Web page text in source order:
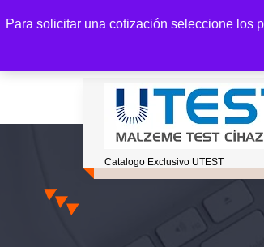
Para solicitar una cotización seleccione los
c
Catalogo Exclusivo UTEST